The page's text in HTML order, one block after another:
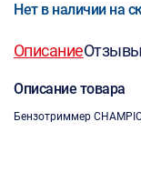
Нет в наличии на
Описание
Описание товара
Бензотриммер